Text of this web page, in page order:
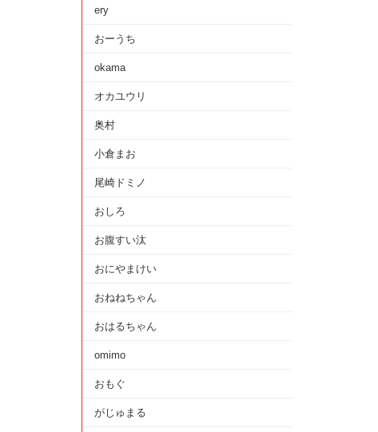
ery
おーうち
okama
オカユウリ
奥村
小倉まお
尾崎ドミノ
おしろ
お腹すい汰
おにやまけい
おねねちゃん
おはるちゃん
omimo
おもぐ
がじゅまる